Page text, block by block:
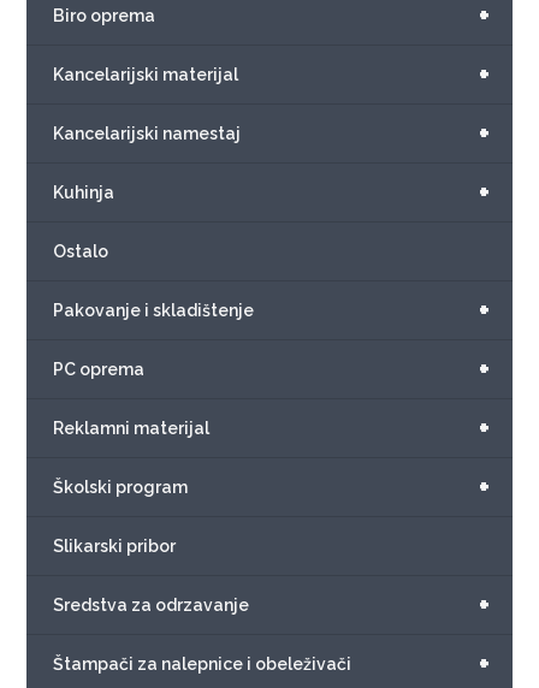
+
Biro oprema
+
Kancelarijski materijal
+
Kancelarijski namestaj
+
Kuhinja
Ostalo
+
Pakovanje i skladištenje
+
PC oprema
+
Reklamni materijal
+
Školski program
Slikarski pribor
+
Sredstva za odrzavanje
+
Štampači za nalepnice i obeleživači